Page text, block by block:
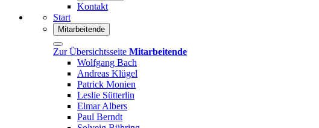
Kontakt
Start
Mitarbeitende
Zur Übersichtsseite Mitarbeitende
Wolfgang Bach
Andreas Klügel
Patrick Monien
Leslie Sütterlin
Elmar Albers
Paul Berndt